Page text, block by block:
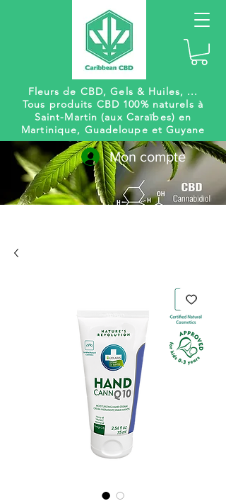
Fleurs de CBD, Gels & Huiles, ...
Tous produits CBD 100% naturels à
Saint-Martin (aux Caraïbes) en
Martinique, Guadeloupe et Guyane
Mon compte